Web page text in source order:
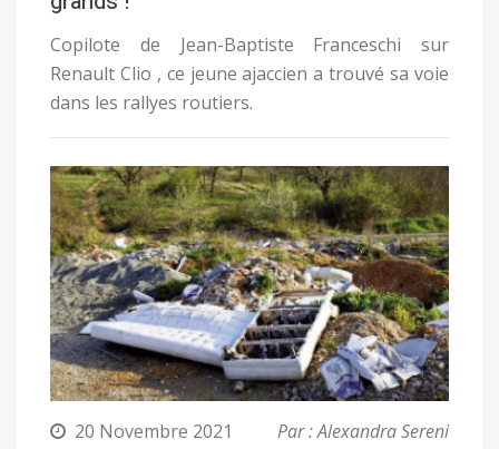
Copilote de Jean-Baptiste Franceschi sur
Renault Clio , ce jeune ajaccien a trouvé sa voie
dans les rallyes routiers.
20 Novembre 2021 Par : Alexandra Sereni